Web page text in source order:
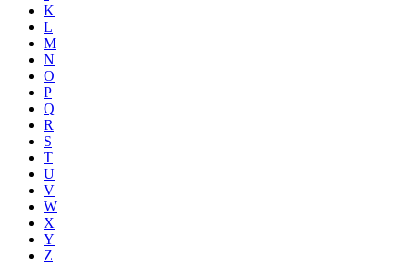
K
L
M
N
O
P
Q
R
S
T
U
V
W
X
Y
Z